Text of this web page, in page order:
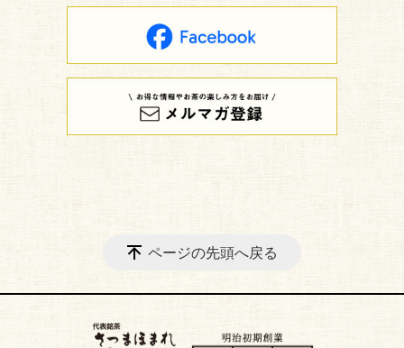
ページの先頭へ戻る